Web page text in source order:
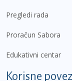
Pregledi rada
Proračun Sabora
Edukativni centar
Korisne